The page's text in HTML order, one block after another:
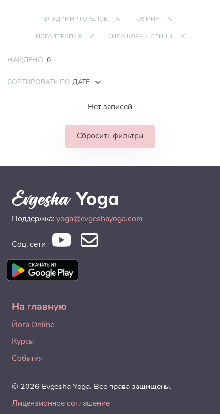
ВЛАДИМИР ГОРЕЛОВ ~90 МИН
ЙОГА-ТЕРАПИЯ СИЛА КОРА И СПИНЫ
НАЙДЕНО: 0
СОРТИРОВАТЬ ПО ДАТЕ
Нет записей
Сбросить фильтры
Поддержка: yoga@evgeshayoga.com
Соц. сети
На главную
Йога Online
Курсы
События
© 2026 Evgesha Yoga. Все права защищены.
Лицензионное соглашение